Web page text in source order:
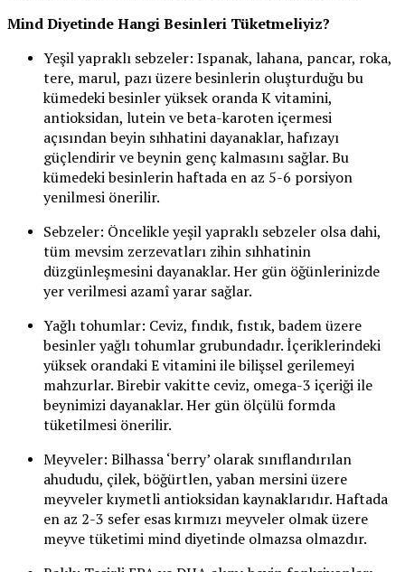
Mind Diyetinde Hangi Besinleri Tüketmeliyiz?
Yeşil yapraklı sebzeler: Ispanak, lahana, pancar, roka,
tere, marul, pazı üzere besinlerin oluşturduğu bu
kümedeki besinler yüksek oranda K vitamini,
antioksidan, lutein ve beta-karoten içermesi
açısından beyin sıhhatini dayanaklar, hafızayı
güçlendirir ve beynin genç kalmasını sağlar. Bu
kümedeki besinlerin haftada en az 5-6 porsiyon
yenilmesi önerilir.
Sebzeler: Öncelikle yeşil yapraklı sebzeler olsa dahi,
tüm mevsim zerzevatları zihin sıhhatinin
düzgünleşmesini dayanaklar. Her gün öğünlerinizde
yer verilmesi azamî yarar sağlar.
Yağlı tohumlar: Ceviz, fındık, fıstık, badem üzere
besinler yağlı tohumlar grubundadır. İçeriklerindeki
yüksek orandaki E vitamini ile bilişsel gerilemeyi
mahzurlar. Birebir vakitte ceviz, omega-3 içeriği ile
beynimizi dayanaklar. Her gün ölçülü formda
tüketilmesi önerilir.
Meyveler: Bilhassa ‘berry’ olarak sınıflandırılan
ahududu, çilek, böğürtlen, yaban mersini üzere
meyveler kıymetli antioksidan kaynaklarıdır. Haftada
en az 2-3 sefer esas kırmızı meyveler olmak üzere
meyve tüketimi mind diyetinde olmazsa olmazdır.